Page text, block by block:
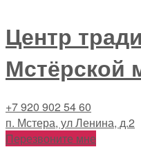
Центр
Мстёрской
+7 920 902 54 60
п. Мстера, ул Ленина, д.2
Перезвоните мне